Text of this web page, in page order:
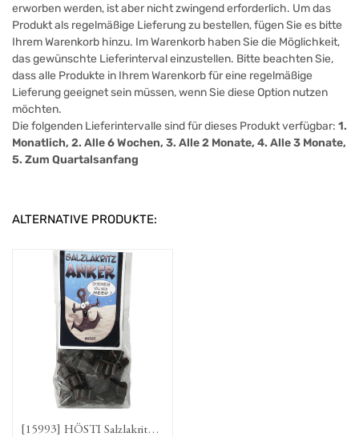
erworben werden, ist aber nicht zwingend erforderlich. Um das
Produkt als regelmäßige Lieferung zu bestellen, fügen Sie es bitte
Ihrem Warenkorb hinzu. Im Warenkorb haben Sie die Möglichkeit,
das gewünschte Lieferinterval einzustellen. Bitte beachten Sie,
dass alle Produkte in Ihrem Warenkorb für eine regelmäßige
Lieferung geeignet sein müssen, wenn Sie diese Option nutzen
möchten.
Die folgenden Lieferintervalle sind für dieses Produkt verfügbar: 1.
Monatlich, 2. Alle 6 Wochen, 3. Alle 2 Monate, 4. Alle 3 Monate,
5. Zum Quartalsanfang
ALTERNATIVE PRODUKTE:
[15993] HÖSTI Salzlakritz-